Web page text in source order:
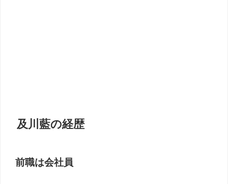
及川藍の経歴
前職は会社員